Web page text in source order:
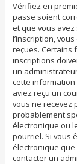
Vérifiez en
passe soient
et que vous
l’inscription,
reçues. Certains
inscriptions
un
cette information
aviez reçu un
vous ne recevez
probablement
électronique ou
pourriel. Si vous
électronique que
contacter un